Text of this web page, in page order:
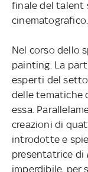
finale del talent
cinematografico.
Nel corso dello
painting. La
esperti del
delle tematiche
essa.
creazioni di
introdotte e
presentatrice di
imperdibile, per